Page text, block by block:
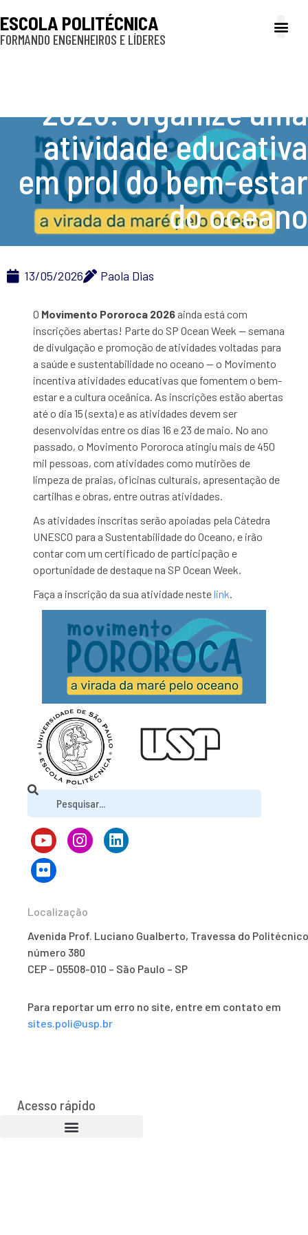
ESCOLA POLITÉCNICA
FORMANDO ENGENHEIROS E LÍDERES
2026: organize uma
atividade educativa
em prol do bem-estar
do oceano
13/05/2026 Paola Dias
O Movimento Pororoca 2026 ainda está com
inscrições abertas! Parte do SP Ocean Week — semana
de divulgação e promoção de atividades voltadas para
a saúde e sustentabilidade no oceano — o Movimento
incentiva atividades educativas que fomentem o bem-
estar e a cultura oceânica. As inscrições estão abertas
até o dia 15 (sexta) e as atividades devem ser
desenvolvidas entre os dias 16 e 23 de maio. No ano
passado, o Movimento Pororoca atingiu mais de 450
mil pessoas, com atividades como mutirões de
limpeza de praias, oficinas culturais, apresentação de
cartilhas e obras, entre outras atividades.
As atividades inscritas serão apoiadas pela Cátedra
UNESCO para a Sustentabilidade do Oceano, e irão
contar com um certificado de participação e
oportunidade de destaque na SP Ocean Week.
Faça a inscrição da sua atividade nestelink.
Localização
Avenida Prof. Luciano Gualberto, Travessa do
número 380
CEP – 05508-010 – São Paulo – SP
Para reportar um erro no site, entre em contato em
sites.poli@usp.br
Acesso rápido